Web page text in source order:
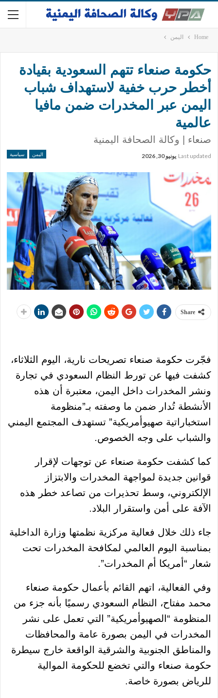
Home اليمن
حكومة صنعاء تتهم السعودية بقيادة
أخطر حرب خفية لاستهداف شباب
اليمن عبر المخدرات ضمن مافيا
عالمية
صنعاء | وكالة الصحافة اليمنية
اليمن سياسية Last updated يونيو 30, 2026
Share
فجّرت حكومة صنعاء تصريحات نارية، اليوم الثلاثاء،
كشفت فيها عن تورط النظام السعودي في تجارة
ونشر المخدرات داخل اليمن، معتبرة أن هذه
الأنشطة تُدار ضمن ما وصفته بـ”منظومة
استخباراتية صهيوأمريكية” تستهدف المجتمع اليمني
والشباب على وجه الخصوص.
كما كشفت حكومة صنعاء عن توجهات لإقرار
قوانين جديدة لمواجهة المخدرات والابتزاز
الإلكتروني، وسط تحذيرات من تصاعد خطر هذه
الآفة على أمن واستقرار البلاد.
جاء ذلك خلال فعالية مركزية نظمتها وزارة الداخلية
بمناسبة اليوم العالمي لمكافحة المخدرات تحت
شعار “أمريكا أم المخدرات”.
وفي الفعالية، اتهم القائم بأعمال حكومة صنعاء
محمد مفتاح، النظام السعودي رسميًا بأنه جزء من
المنظومة “الصهيوأمريكية” التي تعمل على نشر
المخدرات في اليمن بصورة عامة والمحافظات
والمناطق الجنوبية والشرقية الواقعة خارج سيطرة
حكومة صنعاء والتي تخضع للحكومة الموالية
للرياض بصورة خاصة.